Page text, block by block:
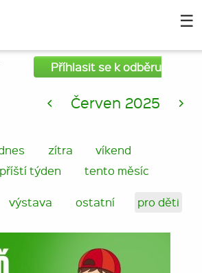
☰
Příhlasit se k odběru
< Červen 2025 >
zítra
víkend
příští týden tento měsíc
výstava ostatní pro děti